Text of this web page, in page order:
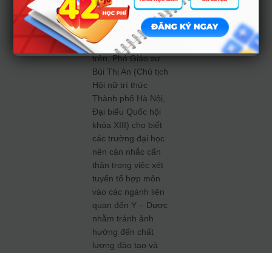
nên coi là yêu cầu
tiên quyết.
Đồng với quan điểm
trên, Phó Giáo sư
Bùi Thị An (Chủ tịch
Hội nữ trí thức
Thành phố Hà Nội,
Đại biểu Quốc hội
khóa XIII) cho biết
các trường đại học
nên cân nhắc cẩn
thận trong việc xét
tuyển tổ hợp môn
vào các ngành liên
quan đến Y – Dược
nhằm tránh ảnh
hưởng đến chất
lượng đào tạo và